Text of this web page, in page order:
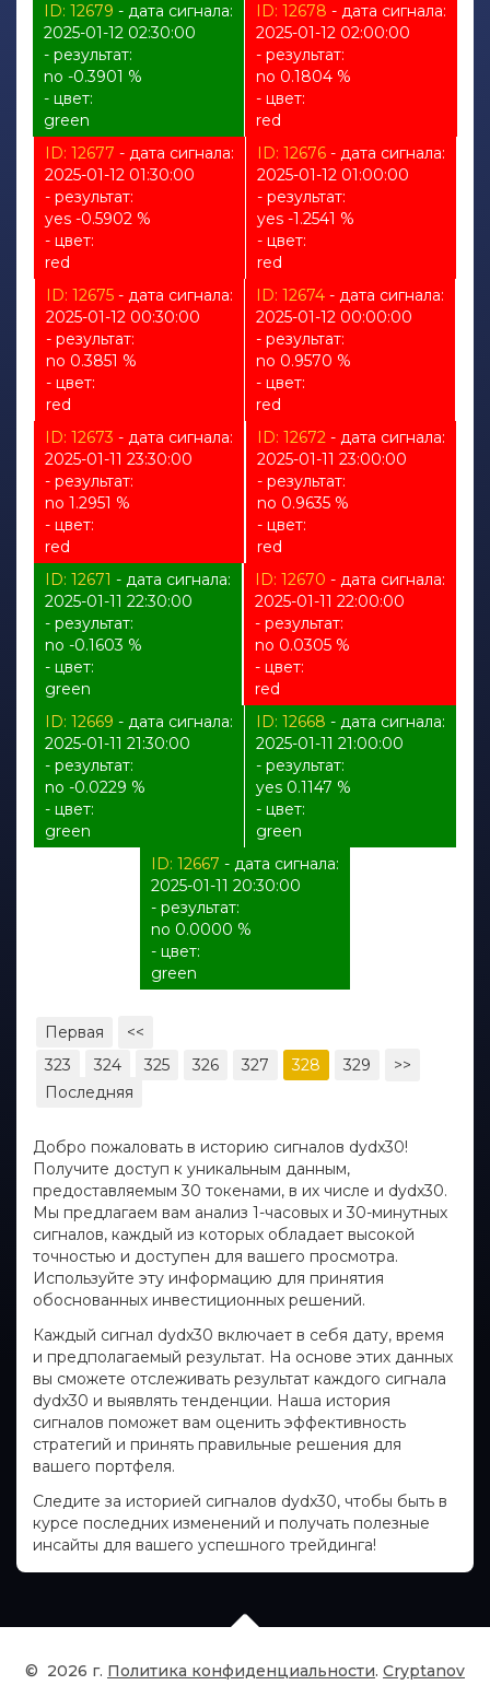
ID: 12679 - дата сигнала:
2025-01-12 02:30:00
- результат:
no -0.3901 %
- цвет:
green
ID: 12678 - дата сигнала:
2025-01-12 02:00:00
- результат:
no 0.1804 %
- цвет:
red
ID: 12677 - дата сигнала:
2025-01-12 01:30:00
- результат:
yes -0.5902 %
- цвет:
red
ID: 12676 - дата сигнала:
2025-01-12 01:00:00
- результат:
yes -1.2541 %
- цвет:
red
ID: 12675- дата сигнала:
2025-01-12 00:30:00
- результат:
no 0.3851 %
- цвет:
red
ID: 12674 - дата сигнала:
2025-01-12 00:00:00
- результат:
no 0.9570 %
- цвет:
red
ID: 12673 - дата сигнала:
2025-01-11 23:30:00
- результат:
no 1.2951 %
- цвет:
red
ID: 12672- дата сигнала:
2025-01-11 23:00:00
- результат:
no 0.9635 %
- цвет:
red
ID: 12671 - дата сигнала:
2025-01-11 22:30:00
- результат:
no -0.1603 %
- цвет:
green
ID: 12670 - дата сигнала:
2025-01-11 22:00:00
- результат:
no 0.0305 %
- цвет:
red
ID: 12669 - дата сигнала:
2025-01-11 21:30:00
- результат:
no -0.0229 %
- цвет:
green
ID: 12668 - дата сигнала:
2025-01-11 21:00:00
- результат:
yes 0.1147 %
- цвет:
green
ID: 12667 - дата сигнала:
2025-01-11 20:30:00
- результат:
no 0.0000 %
- цвет:
green
Первая
<<
323
324 325 326 327 328 329
>>
Последняя
Добро пожаловать в историю сигналов dydx30!
Получите доступ к уникальным данным,
предоставляемым 30 токенами, в их числе и dydx30.
Мы предлагаем вам анализ 1-часовых и 30-минутных
сигналов, каждый из которых обладает высокой
точностью и доступен для вашего просмотра.
Используйте эту информацию для принятия
обоснованных инвестиционных решений.
Каждый сигнал dydx30 включает в себя дату, время
и предполагаемый результат. На основе этих данных
вы сможете отслеживать результат каждого сигнала
dydx30 и выявлять тенденции. Наша история
сигналов поможет вам оценить эффективность
стратегий и принять правильные решения для
вашего портфеля.
Следите за историей сигналов dydx30, чтобы быть в
курсе последних изменений и получать полезные
инсайты для вашего успешного трейдинга!
© 2026 г. Политика конфиденциальности. Cryptanov